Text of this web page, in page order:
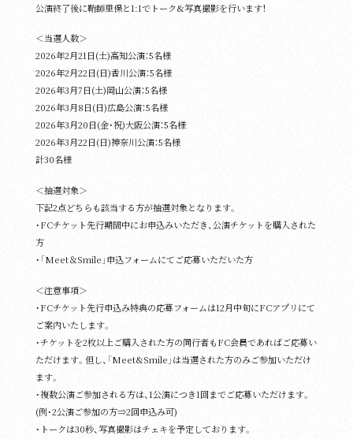
公演終了後に鞘師里保と1:1でトーク&写真撮影を行います！
＜当選人数＞
2026年2⽉21⽇(土)高知公演：5名様
2026年2⽉22⽇(日)香川公演：5名様
2026年3⽉7⽇(土)岡山公演：5名様
2026年3⽉8⽇(日)広島公演：5名様
2026年3⽉20⽇(金・祝)大阪公演：5名様
2026年3⽉22⽇(日)神奈川公演：5名様
計30名様
＜抽選対象＞
下記2点どちらも該当する方が抽選対象となります。
・FCチケット先行期間中にお申込みいただき、公演チケットを購入された
方
・「Meet＆Smile」申込フォームにてご応募いただいた方
＜注意事項＞
・FCチケット先行申込み特典の応募フォームは12月中旬にFCアプリにて
ご案内いたします。
・チケットを2枚以上ご購入された方の同行者もFC会員であればご応募い
ただけます。但し、「Meet&Smile」は当選された方のみご参加いただけ
ます。
・複数公演ご参加される方は、1公演につき1回までご応募いただけます。
(例・2公演ご参加の方⇒2回申込み可)
・トークは30秒、写真撮影はチェキを予定しております。